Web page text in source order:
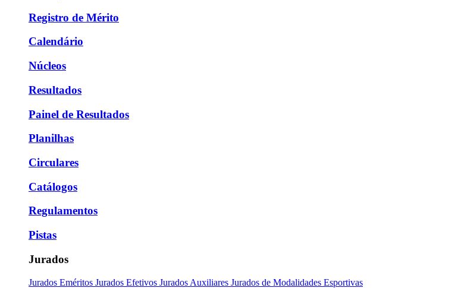
Registro de Mérito
Calendário
Núcleos
Resultados
Painel de Resultados
Planilhas
Circulares
Catálogos
Regulamentos
Pistas
Jurados
Jurados Eméritos Jurados Efetivos Jurados Auxiliares Jurados de Modalidades Esportivas